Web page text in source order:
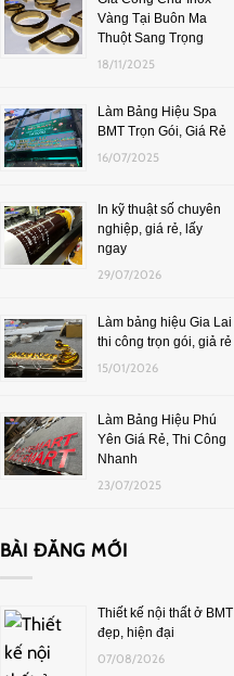
Vàng Tại Buôn Ma
Thuột Sang Trọng
18/11/2025
Làm Bảng Hiệu Spa
BMT Trọn Gói, Giá Rẻ
16/07/2025
In kỹ thuật số chuyên
nghiệp, giá rẻ, lấy
ngay
29/07/2026
Làm bảng hiệu Gia Lai
thi công trọn gói, giả rẻ
15/01/2026
Làm Bảng Hiệu Phú
Yên Giá Rẻ, Thi Công
Nhanh
23/07/2025
BÀI ĐĂNG MỚI
Thiết kế nội thất ở BMT
đẹp, hiện đại
07/08/2026